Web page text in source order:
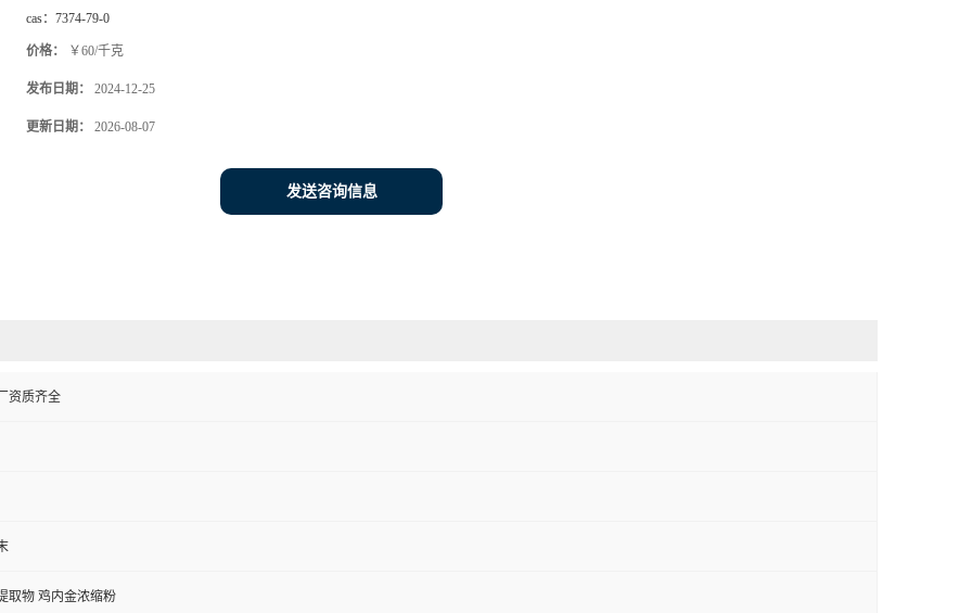
cas： 7374-79-0
价格： ￥60/千克
发布日期： 2024-12-25
更新日期： 2026-08-07
发送咨询信息
资质齐全
取物 鸡内金浓缩粉